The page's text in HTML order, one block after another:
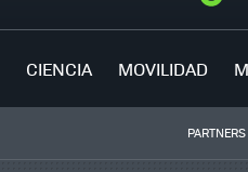
CIENCIA MOVILIDAD
PARTNERS